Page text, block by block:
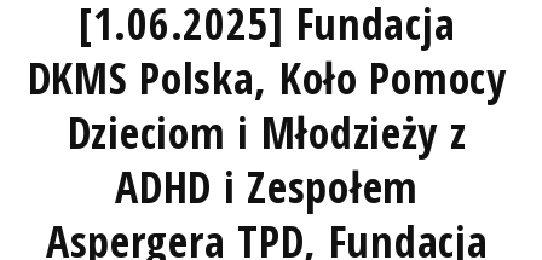
[1.06.2025] Fundacja
DKMS Polska, Koło Pomocy
Dzieciom i Młodzieży z
ADHD i Zespołem
Aspergera TPD, Fundacja